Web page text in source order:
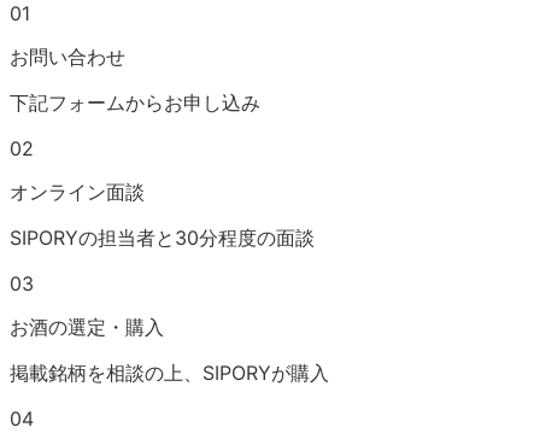
01
お問い合わせ
下記フォームからお申し込み
02
オンライン面談
SIPORYの担当者と30分程度の面談
03
お酒の選定・購入
掲載銘柄を相談の上、SIPORYが購入
04